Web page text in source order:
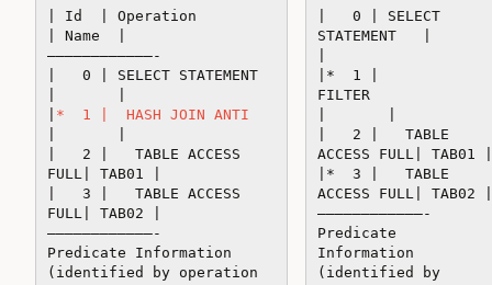
| Id | Operation
| Name |
————————————-
| 0 | SELECT STATEMENT
* 1 | HASH JOIN ANTI
| 2 | TABLE ACCESS
FULL| TAB01 |
| 3 | TABLE ACCESS
FULL| TAB02 |
————————————-
Predicate Information
(identified by operation
| 0 | SELECT
STATEMENT |
|* 1 |
FILTER
| 2 | TABLE
ACCESS FULL| TAB01 |
|* 3 | TABLE
ACCESS FULL| TAB02 |
————————————-
Predicate
Information
(identified by